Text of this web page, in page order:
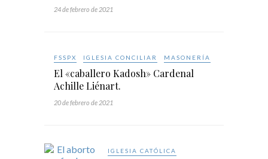
24 de febrero de 2021
FSSPX IGLESIA CONCILIAR MASONERÍA
El «caballero Kadosh» Cardenal
Achille Liénart.
20 de febrero de 2021
IGLESIA CATÓLICA